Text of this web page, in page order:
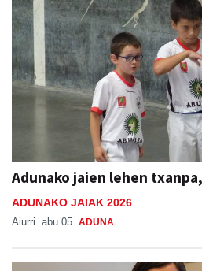
Adunako jaien lehen
ADUNAKO JAIAK 2026
Aiurri abu 05 ADUNA